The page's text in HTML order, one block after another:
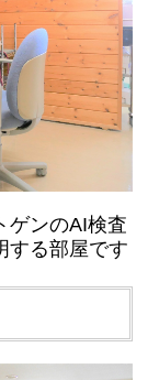
ゲンのAI検査
する部屋です